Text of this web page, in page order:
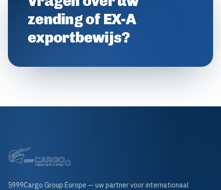
zending of EX-A
exportbewijs?
5999Cargo Group Europe — uw partner voor internationaal